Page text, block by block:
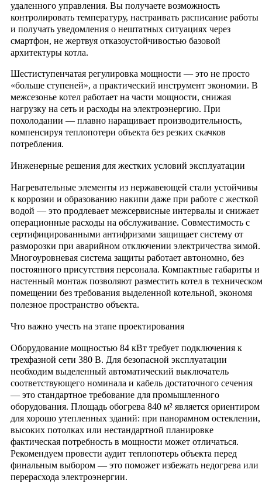
удаленного управления. Вы получаете возможность
контролировать температуру, настраивать расписание работы
и получать уведомления о нештатных ситуациях через
смартфон, не жертвуя отказоустойчивостью базовой
архитектуры котла.
Шестиступенчатая регулировка мощности — это не просто
«больше ступеней», а практический инструмент экономии. В
межсезонье котел работает на части мощности, снижая
нагрузку на сеть и расходы на электроэнергию. При
похолодании — плавно наращивает производительность,
компенсируя теплопотери объекта без резких скачков
потребления.
Инженерные решения для жестких условий эксплуатации
Нагревательные элементы из нержавеющей стали устойчивы
к коррозии и образованию накипи даже при работе с жесткой
водой — это продлевает межсервисные интервалы и снижает
операционные расходы на обслуживание. Совместимость с
сертифицированными антифризами защищает систему от
разморозки при аварийном отключении электричества зимой.
Многоуровневая система защиты работает автономно, без
постоянного присутствия персонала. Компактные габариты и
настенный монтаж позволяют разместить котел в техническом
помещении без требования выделенной котельной, экономя
полезное пространство объекта.
Что важно учесть на этапе проектирования
Оборудование мощностью 84 кВт требует подключения к
трехфазной сети 380 В. Для безопасной эксплуатации
необходим выделенный автоматический выключатель
соответствующего номинала и кабель достаточного сечения
— это стандартное требование для промышленного
оборудования. Площадь обогрева 840 м² является ориентиром
для хорошо утепленных зданий: при панорамном остеклении,
высоких потолках или нестандартной планировке
фактическая потребность в мощности может отличаться.
Рекомендуем провести аудит теплопотерь объекта перед
финальным выбором — это поможет избежать недогрева или
перерасхода электроэнергии.